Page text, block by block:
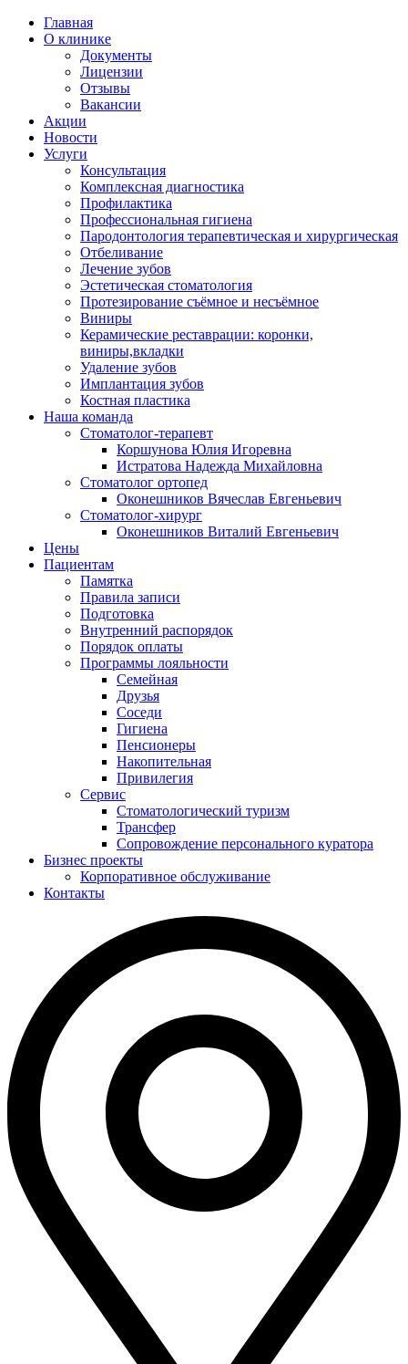
Главная
О клинике
Документы
Лицензии
Отзывы
Вакансии
Акции
Новости
Услуги
Консультация
Комплексная диагностика
Профилактика
Профессиональная гигиена
Пародонтология терапевтическая и хирургическая
Отбеливание
Лечение зубов
Эстетическая стоматология
Протезирование съёмное и несъёмное
Виниры
Керамические реставрации: коронки,
виниры,вкладки
Удаление зубов
Имплантация зубов
Костная пластика
Наша команда
Стоматолог-терапевт
Коршунова Юлия Игоревна
Истратова Надежда Михайловна
Cтоматолог ортопед
Оконешников Вячеслав Евгеньевич
Cтоматолог-хирург
Оконешников Виталий Евгеньевич
Цены
Пациентам
Памятка
Правила записи
Подготовка
Внутренний распорядок
Порядок оплаты
Программы лояльности
Семейная
Друзья
Соседи
Гигиена
Пенсионеры
Накопительная
Привилегия
Cервис
Стоматологический туризм
Трансфер
Сопровождение персонального куратора
Бизнес проекты
Корпоративное обслуживание
Контакты